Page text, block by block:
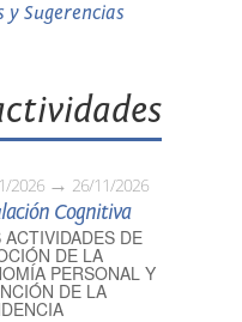
y Sugerencias
2026 26/11/2026
Cognitiva
ACTIVIDADES DE
DE LA
PERSONAL Y
DE LA